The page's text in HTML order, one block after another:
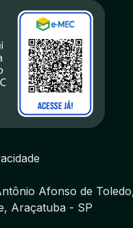
Afonso de
Araçatuba - SP